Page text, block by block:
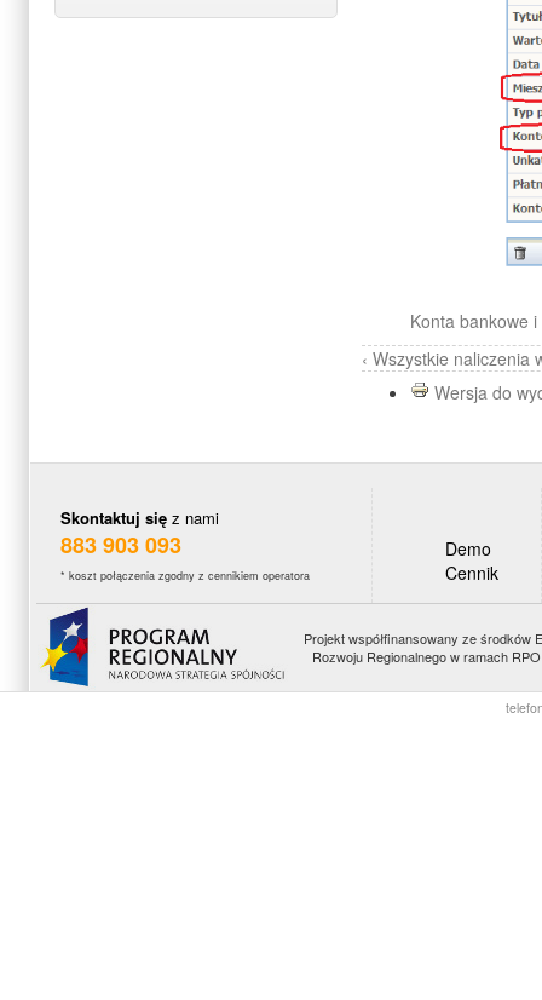
Konta bankowe
‹ Wszystkie naliczenia
Wersja do
Skontaktuj się z nami
883 903 093
* koszt połączenia zgodny z cennikiem operatora
Demo
Cennik
Projekt współfinansowany ze środków
Rozwoju Regionalnego w ramach